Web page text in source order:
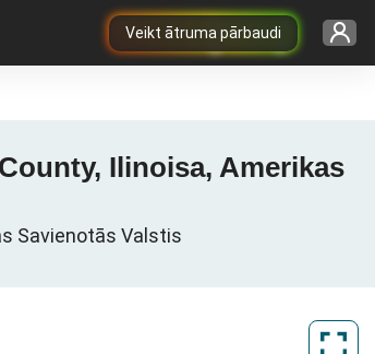
Veikt ātruma pārbaudi
Ilinoisa, Amerikas
Savienotās Valstis